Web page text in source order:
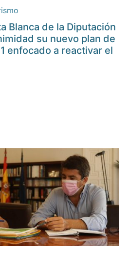
Blanca de la Diputación
su nuevo plan de
enfocado a reactivar el